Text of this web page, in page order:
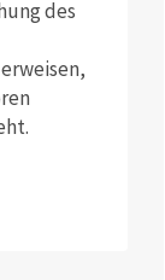
des